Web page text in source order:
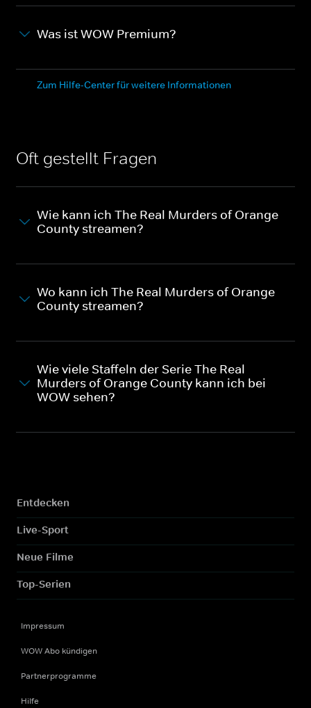
Was ist WOW Premium?
Zum Hilfe-Center für weitere Informationen
Oft gestellt Fragen
Wie kann ich The Real Murders of Orange
County streamen?
Wo kann ich The Real Murders of Orange
County streamen?
Wie viele Staffeln der Serie The Real
Murders of Orange County kann ich bei
WOW sehen?
Entdecken
Live-Sport
Neue Filme
Top-Serien
Impressum
WOW Abo kündigen
Partnerprogramme
Hilfe